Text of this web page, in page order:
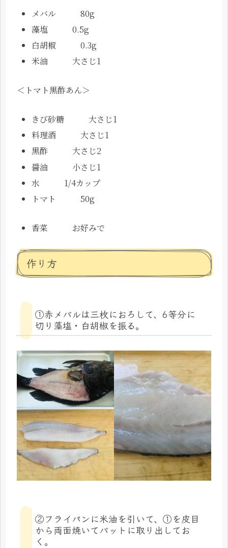
メバル 80g
藻塩 0.5g
白胡椒 0.3g
米油 大さじ1
＜トマト黒酢あん＞
きび砂糖 大さじ1
料理酒 大さじ1
黒酢 大さじ2
醤油 小さじ1
水 1/4カップ
トマト 50g
香菜 お好みで
作り方
①赤メバルは三枚におろして、6等分に
切り藻塩・白胡椒を振る。
②フライパンに米油を引いて、①を皮目
から両面焼いてバットに取り出してお
く。